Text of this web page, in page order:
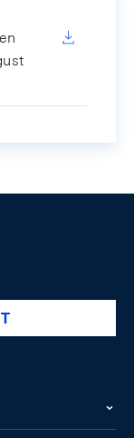
swiss-national-